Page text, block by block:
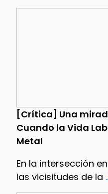
[Crítica] Una
Cuando la Vida
Metal
En la intersección
las vicisitudes de la